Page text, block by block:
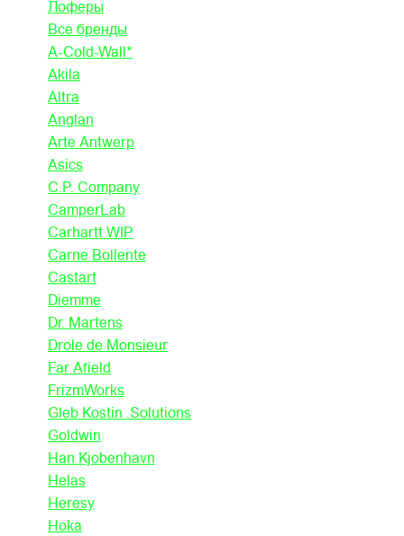
Лоферы
Все бренды
A-Cold-Wall*
Akila
Altra
Anglan
Arte Antwerp
Asics
C.P. Company
CamperLab
Carhartt WIP
Carne Bollente
Castart
Diemme
Dr. Martens
Drole de Monsieur
Far Afield
FrizmWorks
Gleb Kostin .Solutions
Goldwin
Han Kjobenhavn
Helas
Heresy
Hoka